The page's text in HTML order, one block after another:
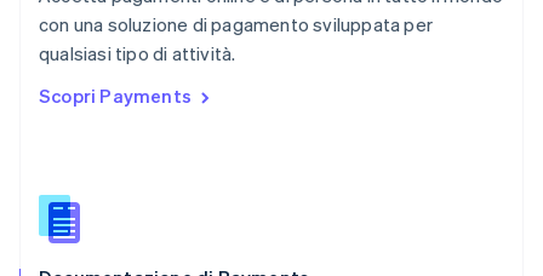
con una soluzione di pagamento sviluppata per
qualsiasi tipo di attività.
Scopri Payments
Regno Unito
English
English
English
Slovacchia